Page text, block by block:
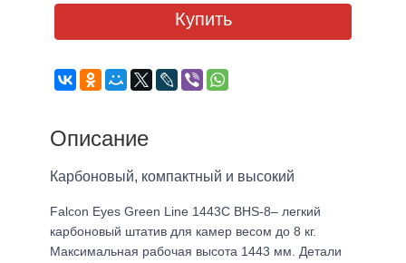
Купить
Описание
Карбоновый, компактный и высокий
Falcon Eyes Green Line 1443С BHS-8– легкий
карбоновый штатив для камер весом до 8 кг.
Максимальная рабочая высота 1443 мм. Детали